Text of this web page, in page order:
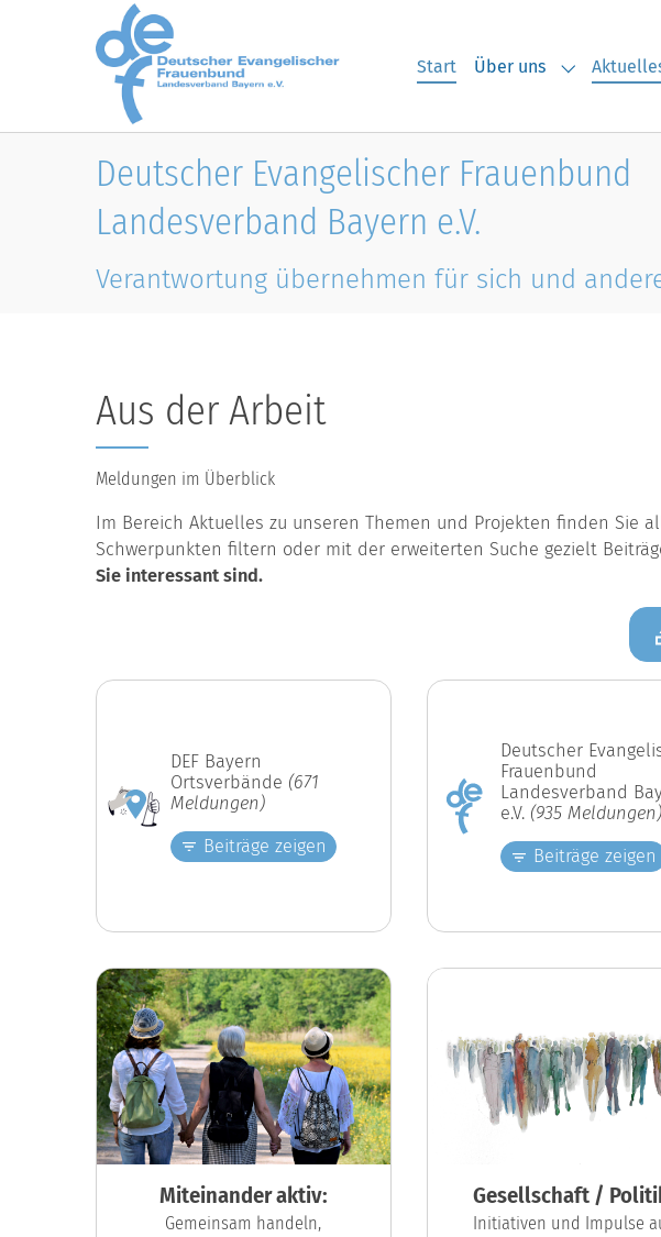
Skip to main content
Start Über uns
Submenu
Deutscher Evangelischer Frauenbund
Landesverband Bayern e.V.
Verantwortung übernehmen für sich und
Aus der Arbeit
Meldungen im Überblick
Im Bereich Aktuelles zu unseren Themen und Projekten finden Sie
Schwerpunkten filtern oder mit der erweiterten Suche gezielt
Sie interessant sind.
DEF Bayern
Ortsverbände (671
Meldungen)
Beiträge zeigen
Deutscher
Frauenbund
Landesverband
e.V. (935 Meldungen)
Beiträge zeigen
Miteinander aktiv:
Gemeinsam handeln,
Gesellschaft /
Initiativen und Impulse